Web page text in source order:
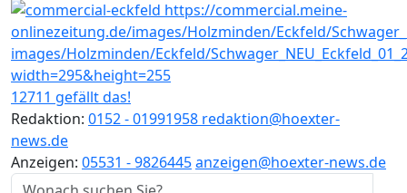
12711 gefällt das!
Redaktion: 0152 - 01991958 redaktion@hoexter-
news.de
Anzeigen: 05531 - 9826445anzeigen@hoexter-news.de